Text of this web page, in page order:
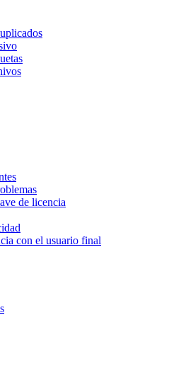
de licencia
con el usuario final